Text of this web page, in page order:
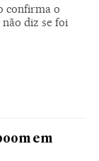
confirma o
diz se foi
em